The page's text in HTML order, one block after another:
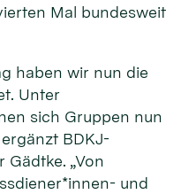
Mal bundesweit
haben wir nun die
Unter
sich Gruppen nun
BDKJ-
„Von
und